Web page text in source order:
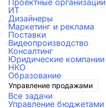
Проектные организации
ИТ
Дизайнеры
Маркетинг и реклама
Поставки
Видеопроизводство
Консалтинг
Юридические компании
НКО
Образование
Управление продажами
Все задачи
Управление бюджетами